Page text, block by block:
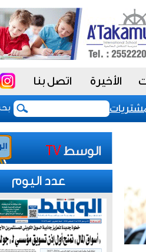
الأخيرة اتصل بنا
يمنح الحكومة السعودية
عدد اليوم